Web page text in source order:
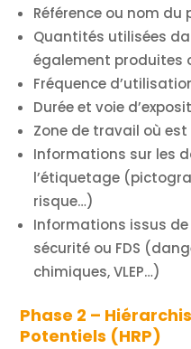
Référence ou nom du
Quantités utilisées
également produites
Fréquence
Durée et voie
Zone de travail où
Informations sur les
l’étiquetage
risque…)
Informations issus
sécurité ou FDS
chimiques, VLEP…)
Phase 2 –
Potentiels (HRP)